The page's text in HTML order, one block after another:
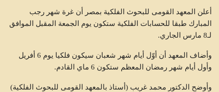
أعلن المعهد القومى للبحوث الفلكية بمصر أن غرة شهر رجب
المبارك طبقا للحسابات الفلكية ستكون يوم الجمعة المقبل الموافق
لـ8 مارس الجاري.
وأضاف المعهد أن أوّل أيام شهر شعبان سيكون فلكيا يوم 6 أفريل
وأول أيام شهر رمضان المعظم ستكون 6 ماي القادم.
وأوضح الدكتور محمد غريب (أستاذ بالمعهد القومى للبحوث الفلكية)